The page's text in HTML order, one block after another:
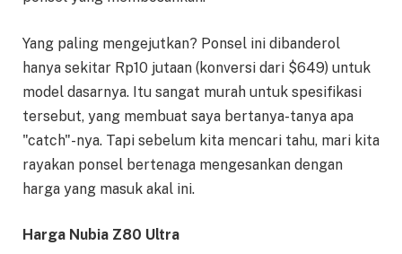
Yang paling mengejutkan? Ponsel ini dibanderol
hanya sekitar Rp10 jutaan (konversi dari $649) untuk
model dasarnya. Itu sangat murah untuk spesifikasi
tersebut, yang membuat saya bertanya-tanya apa
"catch"-nya. Tapi sebelum kita mencari tahu, mari kita
rayakan ponsel bertenaga mengesankan dengan
harga yang masuk akal ini.
Harga Nubia Z80 Ultra